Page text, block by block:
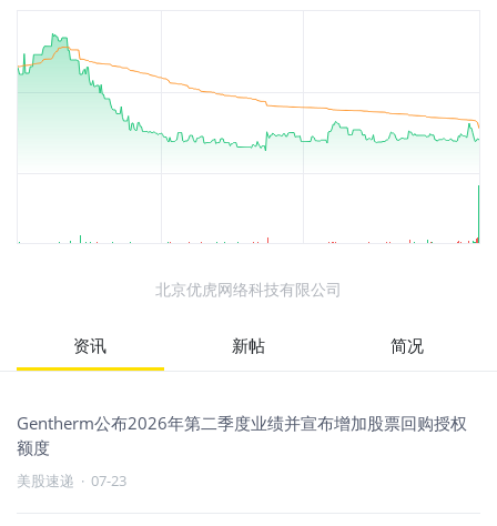
北京优虎网络科技有限公司
资讯 新帖 简况
Gentherm公布2026年第二季度业绩并宣布增加股票回购授权
额度
美股速递 · 07-23